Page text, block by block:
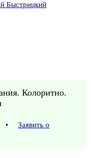
Быстрицкий
Колоритно.
•
Заявить о